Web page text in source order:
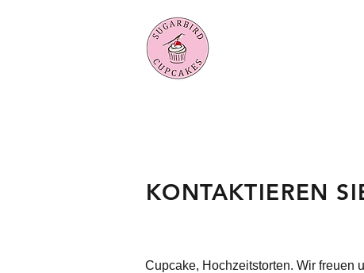
KONTAKTIEREN
Cupcake, Hochzeitstorten. Wir freuen